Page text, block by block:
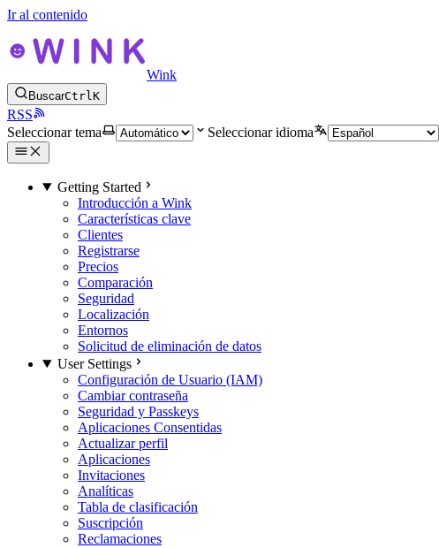
Ir al contenido
Wink
BuscarCtrlK
RSS
Seleccionar tema
Seleccionar idioma
Getting Started
Introducción a Wink
Características clave
Clientes
Registrarse
Precios
Comparación
Seguridad
Localización
Entornos
Solicitud de eliminación de datos
User Settings
Configuración de Usuario (IAM)
Cambiar contraseña
Seguridad y Passkeys
Aplicaciones Consentidas
Actualizar perfil
Aplicaciones
Invitaciones
Analíticas
Tabla de clasificación
Suscripción
Reclamaciones